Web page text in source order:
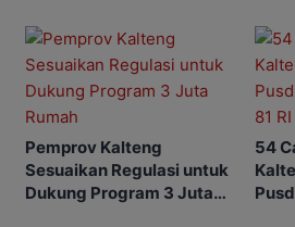
Pemprov Kalteng
Sesuaikan Regulasi untuk
Dukung Program 3 Juta
54